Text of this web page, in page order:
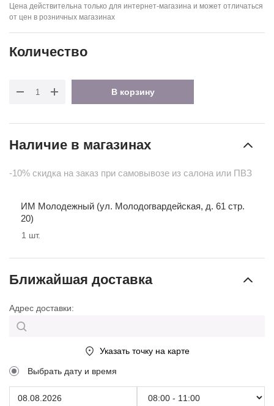
Цена действительна только для интернет-магазина и может отличаться
от цен в розничных магазинах
Количество
В корзину
Наличие в магазинах
-10% скидка на заказ при самовывозе из салона или ПВЗ
ИМ Молодежный (ул. Молодогвардейская, д. 61 стр.
20)
1 шт.
Ближайшая доставка
Адрес доставки:
Указать точку на карте
Выбрать дату и время